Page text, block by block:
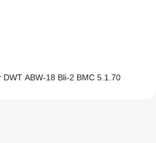
DWT ABW-18 Bli-2 BMC 5.1.70